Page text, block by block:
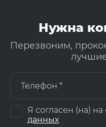
Нужна
Перезвоним,
Я согласен (на)
данных